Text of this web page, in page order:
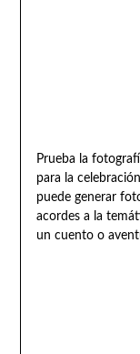
Prueba la
para la
puede generar
acordes a la
un cuento o